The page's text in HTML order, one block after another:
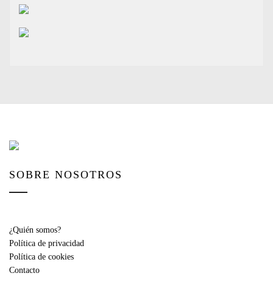
SOBRE NOSOTROS
¿Quién somos?
Política de privacidad
Política de cookies
Contacto